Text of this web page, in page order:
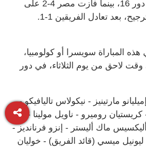
إضافي ‌لتتأهل إلى ​دور 16، بينما فازت ⁠مصر 4-2 على
بعد تعادل الفريقين 1-1.
⁠المباراة سويسرا أو كولومبيا،
وقت لاحق من يوم الثلاثاء، في ⁠دور
مارتينيز - نيكولاس ​تاليافيكو -
كريستيان روميرو - ناويل مولينا -
ماك أليستر - إنزو فرنانديز -
ميسي (قائد الفريق) - ​خوليان